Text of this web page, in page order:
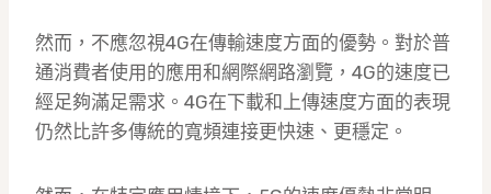
然而，不應忽視4G在傳輸速度方面的優勢。對於普
通消費者使用的應用和網際網路瀏覽，4G的速度已
經足夠滿足需求。4G在下載和上傳速度方面的表現
仍然比許多傳統的寬頻連接更快速、更穩定。